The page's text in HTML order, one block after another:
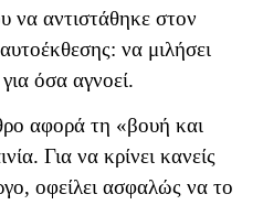
να αντιστάθηκε στον
να μιλήσει
όσα αγνοεί.
αφορά τη «βουή και
Για να κρίνει κανείς
οφείλει ασφαλώς να το